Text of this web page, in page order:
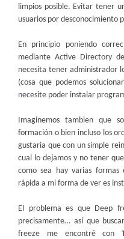
limpios posible. Evitar tener
usuarios por desconocimiento
En principio poniendo
mediante Active Directory
necesita tener administrador
(cosa que podemos
necesite poder instalar
Imaginemos tambien que
formación o bien incluso los
gustaria que con un simple
cual lo dejamos y no tener
como sea hay varias
rápida a mi forma de ver es
El problema es que Deep
precisamente… así que
freeze me encontré con